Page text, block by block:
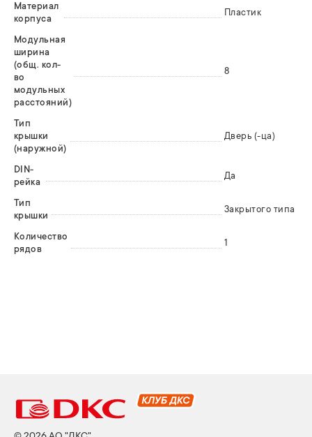
Материал
корпуса
Пластик
Модульная
ширина
(общ. кол-
во
модульных
расстояний)
8
Тип
крышки
(наружной)
Дверь (-ца)
DIN-
рейка
Да
Тип
крышки
Закрытого типа
Количество
рядов
1